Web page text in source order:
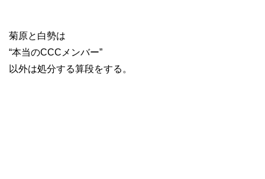
菊原と白勢は
“本当のCCCメンバー”
以外は処分する算段をする。